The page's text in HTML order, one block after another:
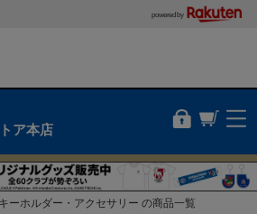
powered by
ア本店
キーホルダー・アクセサリー の商品一覧